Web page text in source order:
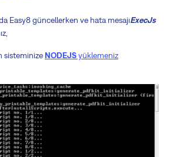
Easy8 güncellerken ve hata mesajıExecJs
sisteminize NODEJSyüklemeniz